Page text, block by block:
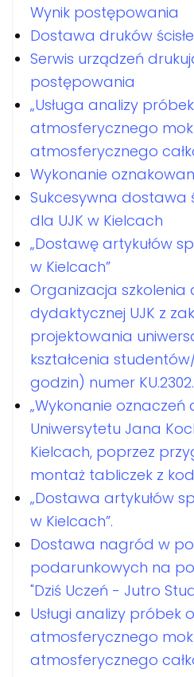
Wynik postępowania
Dostawa druków
Serwis urządzeń
postępowania
„Usługa analizy
atmosferycznego
atmosferycznego
Wykonanie
Sukcesywna dostawa
dla UJK w Kielcach
„Dostawę artykułów
w Kielcach”
Organizacja szkolenia
dydaktycznej UJK z
projektowania
kształcenia
godzin) numer
„Wykonanie
Uniwersytetu Jana
Kielcach, poprzez
montaż tabliczek z
„Dostawa artykułów
w Kielcach”.
Dostawa nagród w
podarunkowych na
"Dziś Uczeń - Jutro
Usługi analizy próbek
atmosferycznego
atmosferycznego